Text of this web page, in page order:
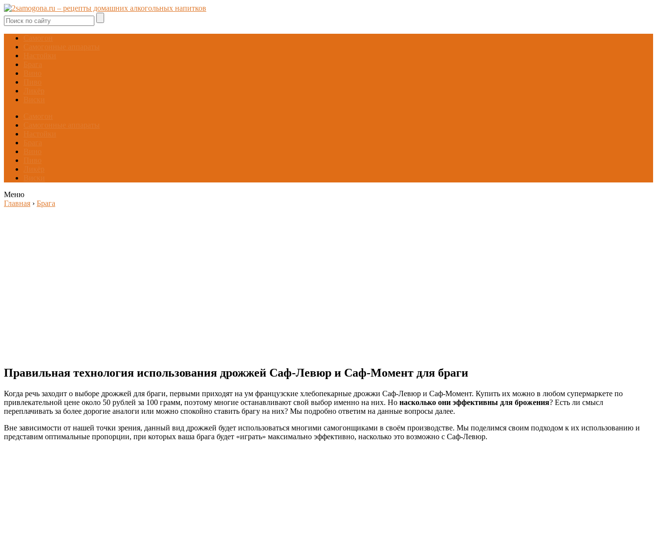
Самогон
Самогонные аппараты
Настойки
Брага
Вино
Пиво
Ликёр
Виски
Самогон
Самогонные аппараты
Настойки
Брага
Вино
Пиво
Ликёр
Виски
Меню
Главная › Брага
Правильная технология использования дрожжей Саф-Левюр и Саф-Момент для браги
Когда речь заходит о выборе дрожжей для браги, первыми приходят на ум французские хлебопекарные дрожжи Саф-Левюр и Саф-Момент. Купить их можно в любом супермаркете по
привлекательной цене около 50 рублей за 100 грамм, поэтому многие останавливают свой выбор именно на них. Но насколько они эффективны для брожения? Есть ли смысл
переплачивать за более дорогие аналоги или можно спокойно ставить брагу на них? Мы подробно ответим на данные вопросы далее.
Вне зависимости от нашей точки зрения, данный вид дрожжей будет использоваться многими самогонщиками в своём производстве. Мы поделимся своим подходом к их использованию и
представим оптимальные пропорции, при которых ваша брага будет «играть» максимально эффективно, насколько это возможно с Саф-Левюр.